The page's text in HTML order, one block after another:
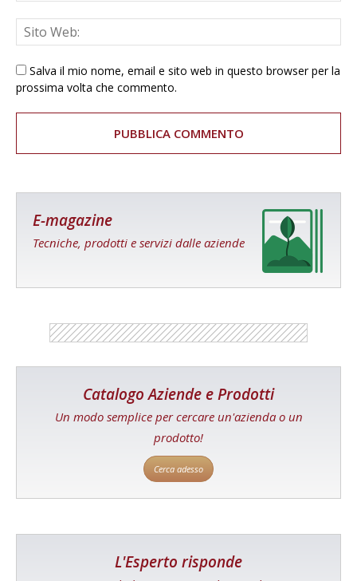
Salva il mio nome, email e sito web in questo browser per la
prossima volta che commento.
E-magazine
Tecniche, prodotti e servizi dalle aziende
Catalogo Aziende e Prodotti
Un modo semplice per cercare un'azienda o un
prodotto!
Cerca adesso
L'Esperto risponde